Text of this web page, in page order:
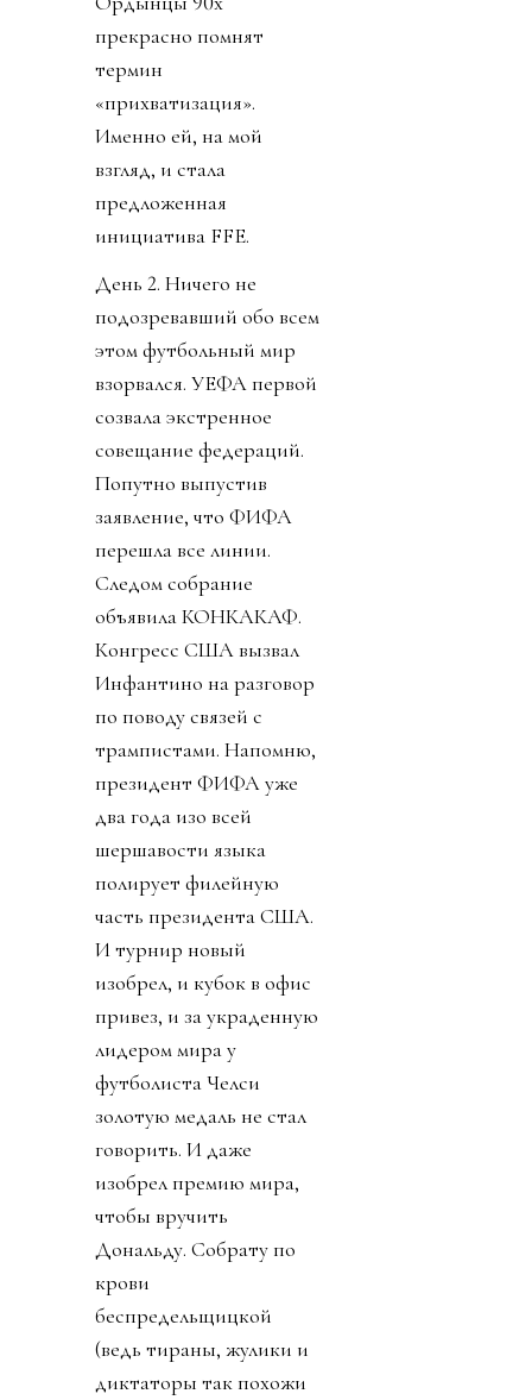
прекрасно помнят
термин
«прихватизация».
Именно ей, на мой
взгляд, и стала
предложенная
инициатива FFE.
День 2. Ничего не
подозревавший обо всем
этом футбольный мир
взорвался. УЕФА первой
созвала экстренное
совещание федераций.
Попутно выпустив
заявление, что ФИФА
перешла все линии.
Следом собрание
объявила КОНКАКАФ.
Конгресс США вызвал
Инфантино на разговор
по поводу связей с
трампистами. Напомню,
президент ФИФА уже
два года изо всей
шершавости языка
полирует филейную
часть президента США.
И турнир новый
изобрел, и кубок в офис
привез, и за украденную
лидером мира у
футболиста Челси
золотую медаль не стал
говорить. И даже
изобрел премию мира,
чтобы вручить
Дональду. Собрату по
крови
беспредельщицкой
(ведь тираны, жулики и
диктаторы так похожи